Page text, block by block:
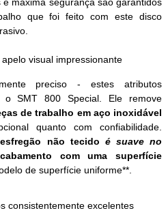
que foi feito com este disco
visual impressionante
preciso - estes atributos
o SMT 800 Special. Ele remove
de trabalho em aço inoxidável
quanto com confiabilidade.
não tecido é suave no
com uma superfície
de superfície uniforme**.
consistentemente excelentes